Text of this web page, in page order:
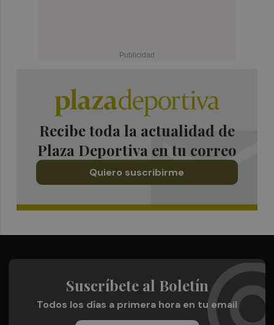
Recibe toda la actualidad de
Plaza Deportiva en tu correo
Quiero suscribirme
Suscríbete al Boletín
Todos los días a primera hora en tu email